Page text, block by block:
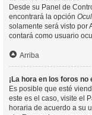
Desde su Panel de
encontrará la opción
solamente será visto por
contará como usuario
Arriba
¡La hora en los foros
Es posible que esté
este es el caso, visite el
horaria de acuerdo a su